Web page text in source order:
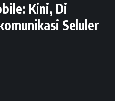
Kini, Di
Seluler